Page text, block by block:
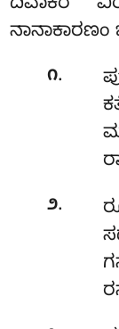
ದಿವಾಕರ
ನಾನಾಕಾರಣಂ
೧.
೨.